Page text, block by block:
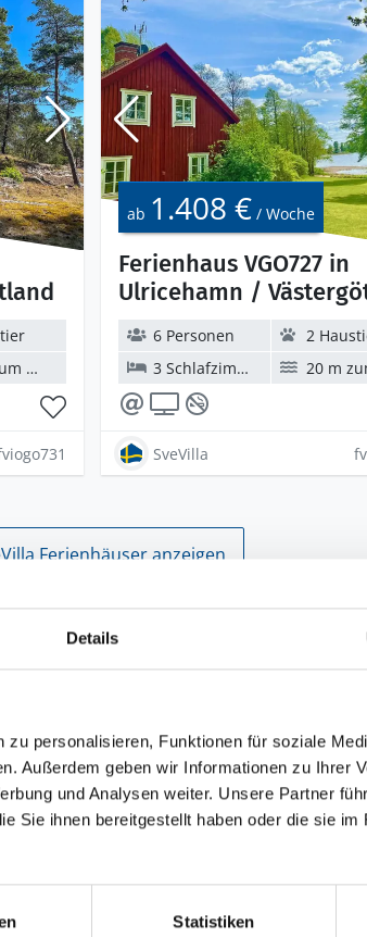
Details
personalisieren, Funktionen für soziale
Außerdem geben wir Informationen zu Ihrer
und Analysen weiter. Unsere Partner
Sie ihnen bereitgestellt haben oder die sie im
Statistiken
Ferienhaus VGO727 in
Ulricehamn /
ab 1.408 € / Woche
6 Personen
2
3 Schlafzimmer
20 m zum
SveVilla
Ferienhäuser anzeigen